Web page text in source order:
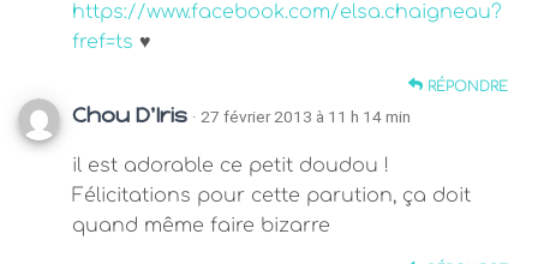
https://www.facebook.com/elsa.chaigneau?
fref=ts ♥
RÉPONDRE
Chou D'Iris · 27 février 2013 à 11 h 14 min
il est adorable ce petit doudou !
Félicitations pour cette parution, ça doit
quand même faire bizarre